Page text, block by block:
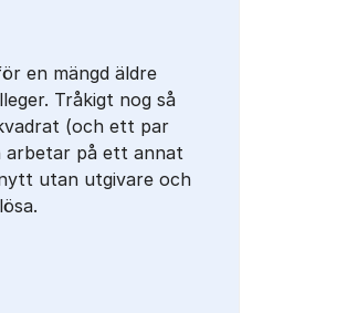
en mängd äldre
Tråkigt nog så
(och ett par
arbetar på ett annat
utan utgivare och